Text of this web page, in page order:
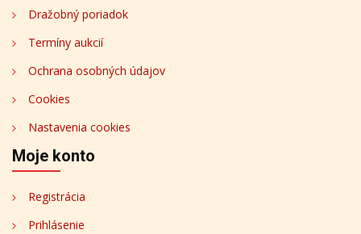
Dražobný poriadok
Termíny aukcií
Ochrana osobných údajov
Cookies
Nastavenia cookies
Moje konto
Registrácia
Prihlásenie